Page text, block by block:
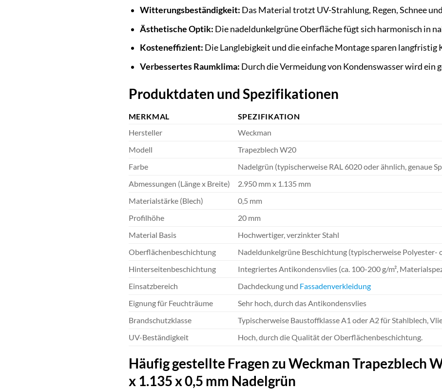
Witterungsbeständigkeit: Das Material trotzt UV-Strahlung, Regen, Schnee
Ästhetische Optik: Die nadeldunkelgrüne Oberfläche fügt sich harmonisch in
Kosteneffizient: Die Langlebigkeit und die einfache Montage sparen
Verbessertes Raumklima: Durch die Vermeidung von Kondenswasser wird ein
Produktdaten und Spezifikationen
MERKMAL
SPEZIFIKATION
Hersteller
Weckman
Modell
Trapezblech W20
Farbe
Nadelgrün (typischerweise RAL 6020 oder ähnlich, genaue
Abmessungen (Länge x Breite)
2.950 mm x 1.135 mm
Materialstärke (Blech)
0,5 mm
Profilhöhe
20 mm
Material Basis
Hochwertiger, verzinkter Stahl
Oberflächenbeschichtung
Nadeldunkelgrüne Beschichtung (typischerweise Polyester-
Hinterseitenbeschichtung
Integriertes Antikondensvlies (ca. 100-200 g/m²,
Einsatzbereich
Dachdeckung und Fassadenverkleidung
Eignung für Feuchträume
Sehr hoch, durch das Antikondensvlies
Brandschutzklasse
Typischerweise Baustoffklasse A1 oder A2 für Stahlblech,
UV-Beständigkeit
Hoch, durch die Qualität der Oberflächenbeschichtung.
Häufig gestellte Fragen zu Weckman Trapezblech
x 1.135 x 0,5 mm Nadelgrün